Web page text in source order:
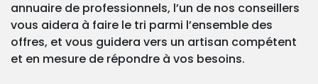
annuaire de professionnels, l’un de nos conseillers
vous aidera à faire le tri parmi l’ensemble des
offres, et vous guidera vers un artisan compétent
et en mesure de répondre à vos besoins.